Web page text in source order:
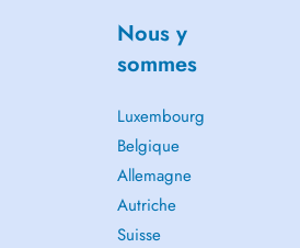
Nous y
sommes
Luxembourg
Belgique
Allemagne
Autriche
Suisse